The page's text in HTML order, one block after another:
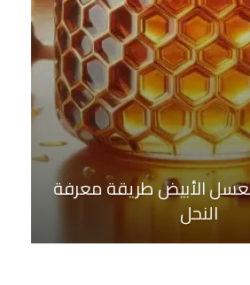
الأبيض طريقة معرفة
النحل